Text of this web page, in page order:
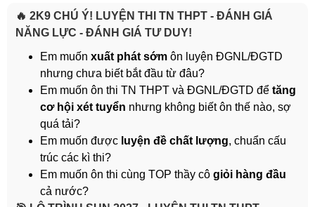
🔥 2K9 CHÚ Ý! LUYỆN THI TN THPT - ĐÁNH GIÁ
NĂNG LỰC - ĐÁNH GIÁ TƯ DUY!
Em muốn xuất phát sớm ôn luyện ĐGNL/ĐGTD
nhưng chưa biết bắt đầu từ đâu?
Em muốn ôn thi TN THPT và ĐGNL/ĐGTD để tăng
cơ hội xét tuyển nhưng không biết ôn thế nào, sợ
quá tải?
Em muốn được luyện đề chất lượng, chuẩn cấu
trúc các kì thi?
Em muốn ôn thi cùng TOP thầy cô giỏi hàng đầu
cả nước?